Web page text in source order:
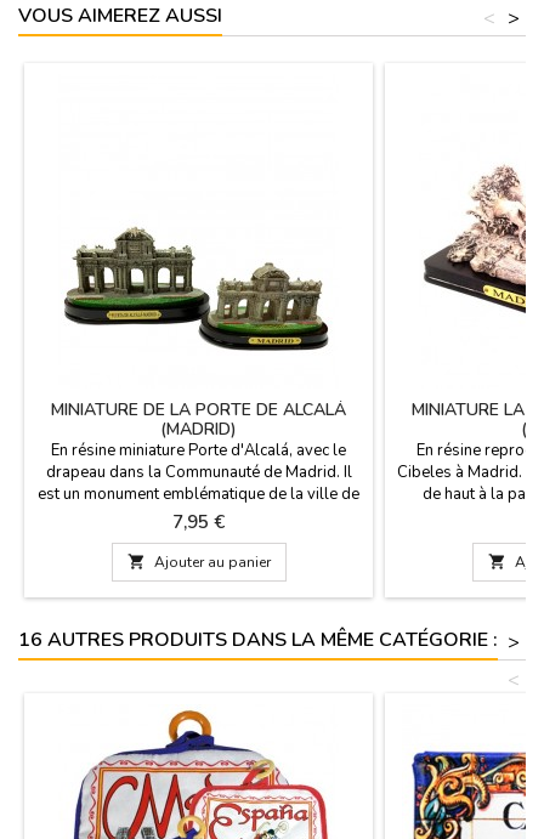
VOUS AIMEREZ AUSSI >
<
MINIATURE DE LA PORTE DE ALCALÁ
(MADRID)
En résine miniature Porte d'Alcalá, avec le
drapeau dans la Communauté de Madrid. Il
est un monument emblématique de la ville de
Madrid. Construit par le Roi Carlos III, par
l'architecte Francisco Sabatini, auteur du
Palais Royal est néoclassique. Dimensions: 6
cm de haut x 11 cm de base
Prix
7,95 €
 Ajouter au panier
MINIATURE LA
En résine
Cibeles à Madrid.
de haut à la
Madrid. Emballé
Article pour
16 AUTRES PRODUITS DANS LA MÊME CATÉGORIE : >
<